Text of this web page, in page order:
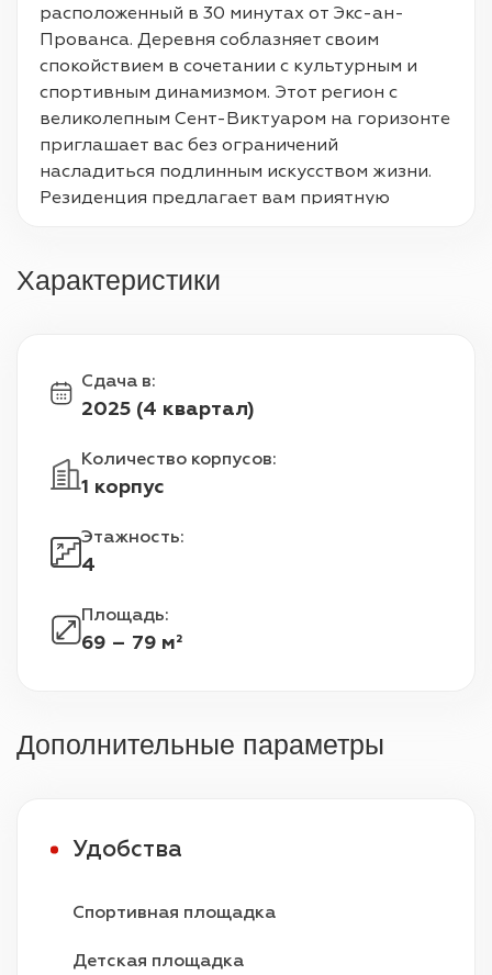
расположенный в 30 минутах от Экс-ан-
Прованса. Деревня соблазняет своим
спокойствием в сочетании с культурным и
спортивным динамизмом. Этот регион с
великолепным Сент-Виктуаром на горизонте
приглашает вас без ограничений
насладиться подлинным искусством жизни.
Резиденция предлагает вам приятную
магазинов и услуг. Близлежащий
предлагает 86 квартир от студий до 4
комнат. Здания R+2 и R+3 предлагают вам
помещения. Эти удобные и светлые объемы
дополнены красивым внешним видом: садом
террасой наверху.
Характеристики
Сдача в:
2025 (4 квартал)
Количество корпусов:
1 корпус
Этажность:
4
Площадь:
69 – 79 м²
Дополнительные параметры
Удобства
Спортивная площадка
Детская площадка